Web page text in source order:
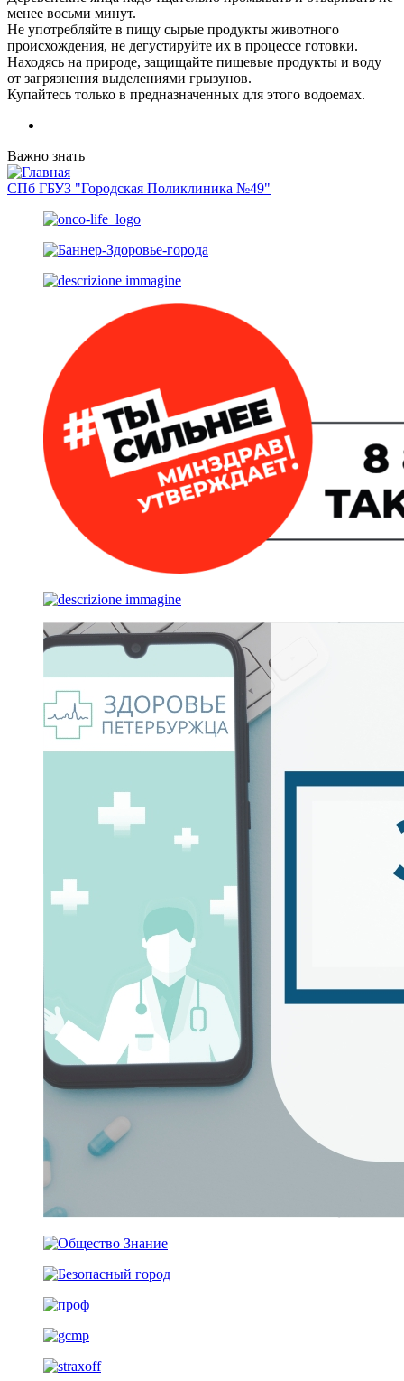
менее восьми минут.
Не употребляйте в пищу сырые продукты животного
происхождения, не дегустируйте их в процессе готовки.
Находясь на природе, защищайте пищевые продукты и воду
от загрязнения выделениями грызунов.
Купайтесь только в предназначенных для этого водоемах.
Важно знать
СПб ГБУЗ "Городская Поликлиника №49"